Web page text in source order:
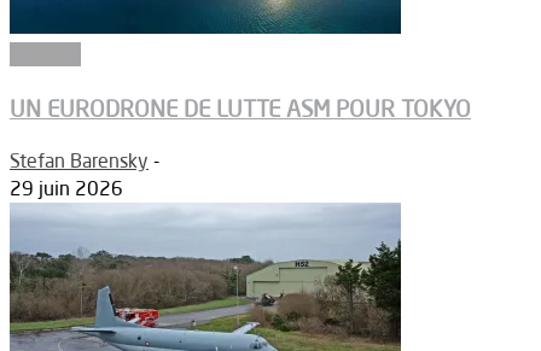
UN EURODRONE DE LUTTE ASM POUR TOKYO
Stefan Barensky -
29 juin 2026